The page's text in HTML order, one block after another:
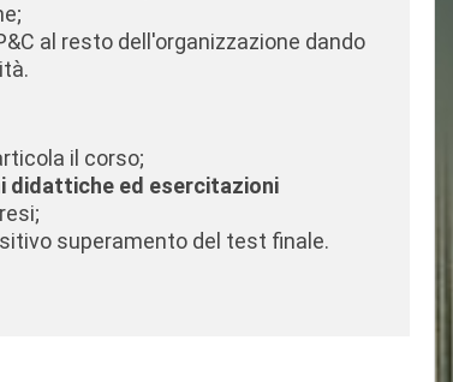
al resto dell'organizzazione dando
il corso;
didattiche ed esercitazioni
superamento del test finale.